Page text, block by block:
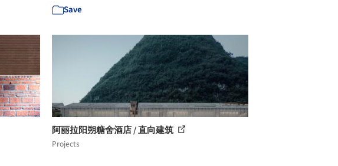
Save
阿丽拉阳朔糖舍酒店 / 直向建筑
Projects